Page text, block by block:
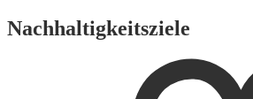
Nachhaltigkeitsziele